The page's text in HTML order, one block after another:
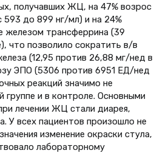
получавших ЖЦ, на 47% возрос
до 899 нг/мл) и на 24%
железом трансферрина (39
что позволило сократить в/в
(12,95 против 26,88 мг/нед в
ЭПО (5306 против 6951 ЕД/нед
реакций значимо не
группе и в контроле. Основными
лечении ЖЦ стали диарея,
У всех пациентов произошло не
изменение окраски стула,
лабораторному